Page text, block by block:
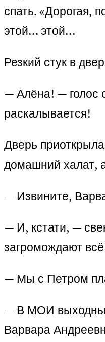
спать. «Дорогая,
этой… этой…
Резкий стук в
— Алёна! — голос
раскалывается!
Дверь
домашний халат,
— Извините,
— И, кстати, —
загромождают
— Мы с Петром
— В МОИ выходные
Варвара